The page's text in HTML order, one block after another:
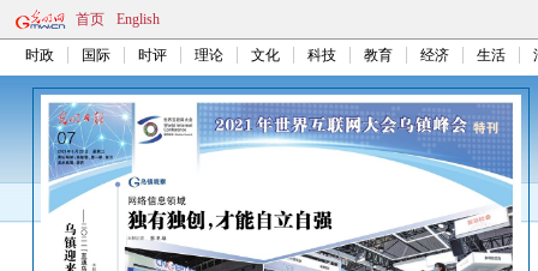
首页 English
时政 国际 时评 理论 文化 科技 教育 经济 生活